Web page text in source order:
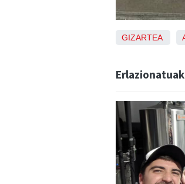
GIZARTEA
Erlazionatuak